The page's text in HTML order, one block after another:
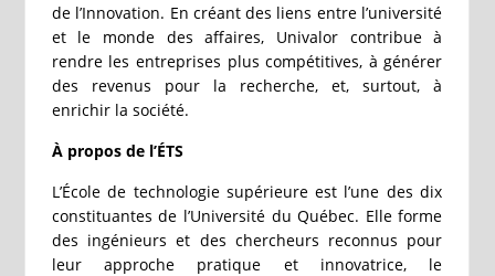
de l’Innovation. En créant des liens entre l’université
et le monde des affaires, Univalor contribue à
rendre les entreprises plus compétitives, à générer
des revenus pour la recherche, et, surtout, à
enrichir la société.
À propos de l’ÉTS
L’École de technologie supérieure est l’une des dix
constituantes de l’Université du Québec. Elle forme
des ingénieurs et des chercheurs reconnus pour
leur approche pratique et innovatrice, le